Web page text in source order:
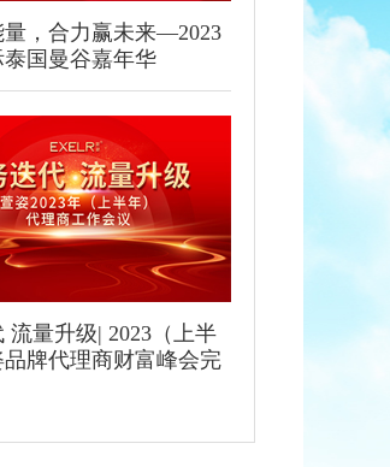
量，合力赢未来—2023
国曼谷嘉年华
流量升级| 2023（上半
牌代理商财富峰会完